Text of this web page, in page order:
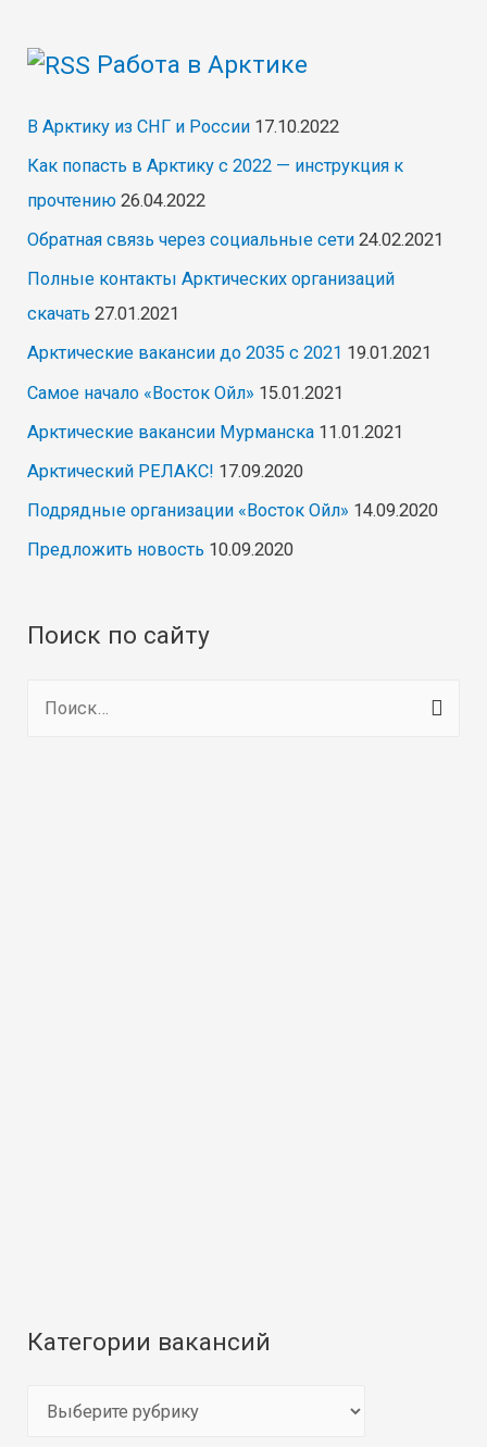
Работа в Арктике
В Арктику из СНГ и России 17.10.2022
Как попасть в Арктику с 2022 — инструкция к
прочтению 26.04.2022
Обратная связь через социальные сети 24.02.2021
Полные контакты Арктических организаций
скачать 27.01.2021
Арктические вакансии до 2035 с 2021 19.01.2021
Самое начало «Восток Ойл» 15.01.2021
Арктические вакансии Мурманска 11.01.2021
Арктический РЕЛАКС! 17.09.2020
Подрядные организации «Восток Ойл» 14.09.2020
Предложить новость 10.09.2020
Поиск по сайту
Категории вакансий